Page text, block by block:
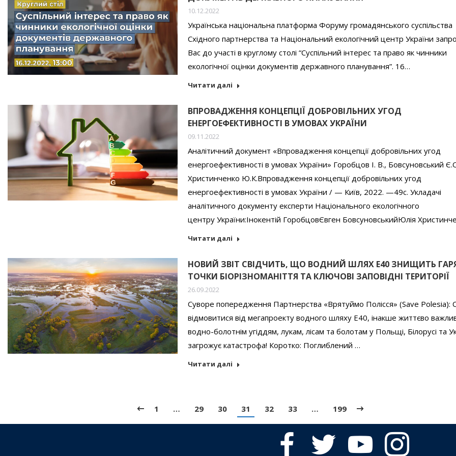
10.12.2022
Українська національна платформа Форуму громадянського суспільства
Східного партнерства та Національний екологічний центр України
Вас до участі в круглому столі “Суспільний інтерес та право як чинники
екологічної оцінки документів державного планування”. 16…
Читати далі
ВПРОВАДЖЕННЯ КОНЦЕПЦІЇ ДОБРОВІЛЬНИХ УГОД
ЕНЕРГОЕФЕКТИВНОСТІ В УМОВАХ УКРАЇНИ
09.11.2022
Аналітичний документ «Впровадження концепції добровільних угод
енергоефективності в умовах України» Горобцов І. В., Бовсуновський
Христинченко Ю.К.Впровадження концепції добровільних угод
енергоефективності в умовах України / — Київ, 2022. —49с. Укладачі
аналітичного документу експерти Національного екологічного
центру України:Інокентій ГоробцовЄвген БовсуновськийЮлія
Читати далі
НОВИЙ ЗВІТ СВІДЧИТЬ, ЩО ВОДНИЙ ШЛЯХ E40 ЗНИЩИТЬ
ТОЧКИ БІОРІЗНОМАНІТТЯ ТА КЛЮЧОВІ ЗАПОВІДНІ ТЕРИТОРІЇ
26.09.2022
Суворе попередження Партнерства «Врятуймо Полісся» (Save Polesia):
відмовитися від мегапроекту водного шляху E40, інакше життєво
водно-болотнім угіддям, лукам, лісам та болотам у Польщі, Білорусі та
загрожує катастрофа! Коротко: Поглиблений …
Читати далі
1 … 29 30 31 32 33 … 199
facebook twitter youtube instagram